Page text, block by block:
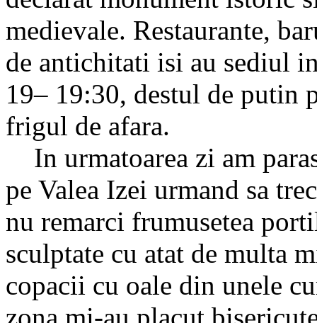
medievale. Restaurante,
de antichitati isi au sediul
19– 19:30, destul de putin
frigul de afara.
In urmatoarea zi am
pe Valea Izei urmand sa
nu remarci frumusetea
sculptate cu atat de multa
copacii cu oale din unele